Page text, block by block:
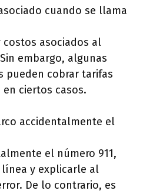
cuando se llama
costos asociados al
embargo, algunas
pueden cobrar tarifas
ciertos casos.
accidentalmente el
el número 911,
y explicarle al
De lo contrario, es